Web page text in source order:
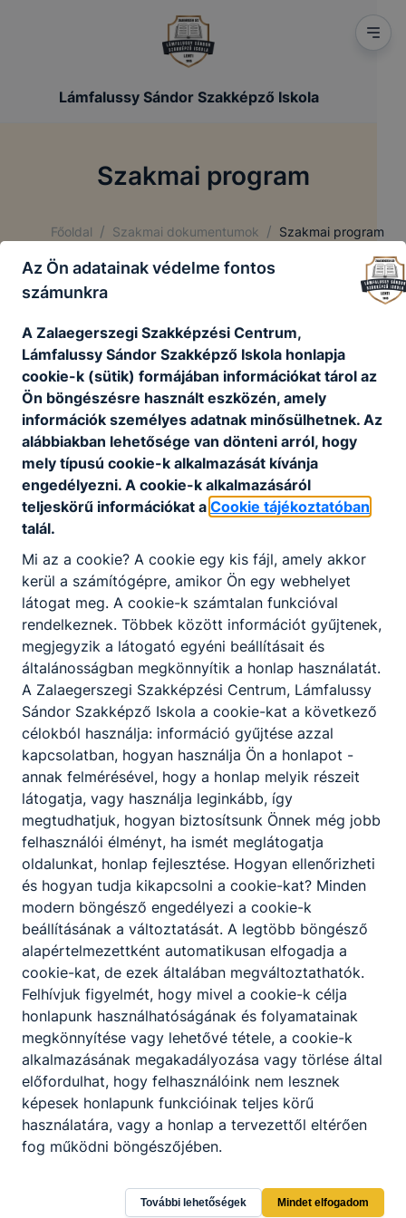
Lámfalussy Sándor Szakképző Iskola
Szakmai program
Főoldal / Szakmai dokumentumok / Szakmai program
Letöltés:
01_Szakmai_program.pdf
Letöltés
02_Kiegeszites_20260306.pdf
Letöltés
Partnereink
Az Ön adatainak védelme fontos
számunkra
A Zalaegerszegi Szakképzési Centrum,
Lámfalussy Sándor Szakképző Iskola honlapja
cookie-k (sütik) formájában információkat tárol az
Ön böngészésre használt eszközén, amely
információk személyes adatnak minősülhetnek. Az
alábbiakban lehetősége van dönteni arról, hogy
mely típusú cookie-k alkalmazását kívánja
engedélyezni. A cookie-k alkalmazásáról
teljeskörű információkat a Cookie tájékoztatóban
talál.
Mi az a cookie? A cookie egy kis fájl, amely akkor
kerül a számítógépre, amikor Ön egy webhelyet
látogat meg. A cookie-k számtalan funkcióval
rendelkeznek. Többek között információt gyűjtenek,
megjegyzik a látogató egyéni beállításait és
általánosságban megkönnyítik a honlap használatát.
A Zalaegerszegi Szakképzési Centrum, Lámfalussy
Sándor Szakképző Iskola a cookie-kat a következő
célokból használja: információ gyűjtése azzal
kapcsolatban, hogyan használja Ön a honlapot -
annak felmérésével, hogy a honlap melyik részeit
látogatja, vagy használja leginkább, így
megtudhatjuk, hogyan biztosítsunk Önnek még jobb
felhasználói élményt, ha ismét meglátogatja
oldalunkat, honlap fejlesztése. Hogyan ellenőrizheti
és hogyan tudja kikapcsolni a cookie-kat? Minden
modern böngésző engedélyezi a cookie-k
beállításának a változtatását. A legtöbb böngésző
alapértelmezettként automatikusan elfogadja a
cookie-kat, de ezek általában megváltoztathatók.
Felhívjuk figyelmét, hogy mivel a cookie-k célja
honlapunk használhatóságának és folyamatainak
megkönnyítése vagy lehetővé tétele, a cookie-k
alkalmazásának megakadályozása vagy törlése által
előfordulhat, hogy felhasználóink nem lesznek
képesek honlapunk funkcióinak teljes körű
használatára, vagy a honlap a tervezettől eltérően
fog működni böngészőjében.
További lehetőségek Mindet elfogadom